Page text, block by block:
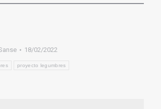
18/02/2022
proyecto legumbres